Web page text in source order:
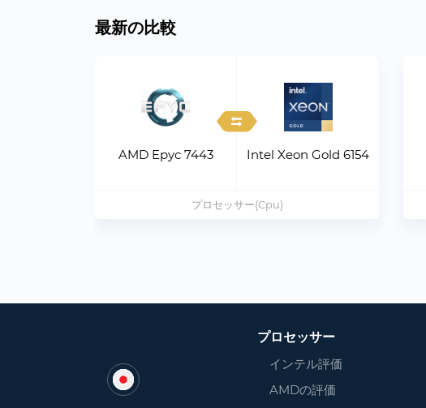
最新の比較
AMD Epyc 7443 Intel Xeon Gold 6154
プロセッサー(Cpu)
プロセッサー
インテル評価
AMDの評価